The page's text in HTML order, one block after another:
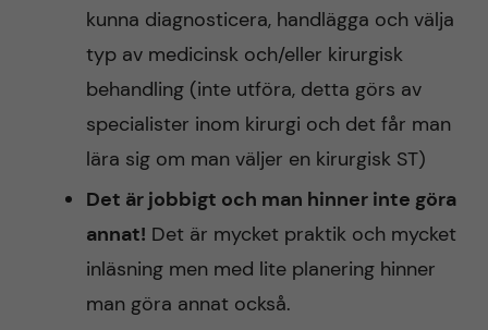
kunna diagnosticera, handlägga och välja
typ av medicinsk och/eller kirurgisk
behandling (inte utföra, detta görs av
specialister inom kirurgi och det får man
lära sig om man väljer en kirurgisk ST)
Det är jobbigt och man hinner inte göra
annat! Det är mycket praktik och mycket
inläsning men med lite planering hinner
man göra annat också.